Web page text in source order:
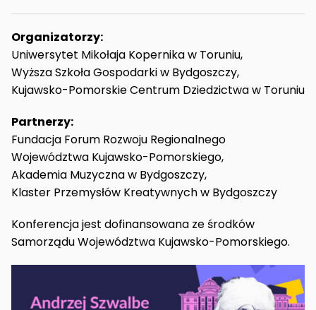
Organizatorzy:
Uniwersytet Mikołaja Kopernika w Toruniu,
Wyższa Szkoła Gospodarki w Bydgoszczy,
Kujawsko-Pomorskie Centrum Dziedzictwa w Toruniu
Partnerzy:
Fundacja Forum Rozwoju Regionalnego
Województwa Kujawsko-Pomorskiego,
Akademia Muzyczna w Bydgoszczy,
Klaster Przemysłów Kreatywnych w Bydgoszczy
Konferencja jest dofinansowana ze środków
Samorządu Województwa Kujawsko-Pomorskiego.